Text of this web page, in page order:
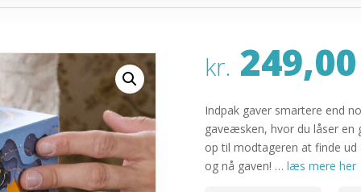
kr. 249,00
Indpak gaver smartere end
gaveæsken, hvor du låser
op til modtageren at finde
og nå gaven! … læs mere her